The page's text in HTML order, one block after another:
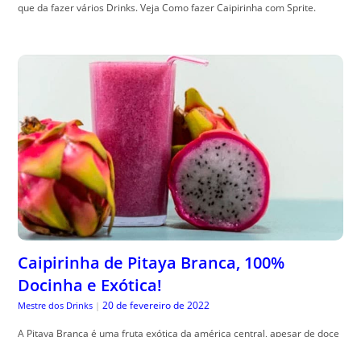
que da fazer vários Drinks. Veja Como fazer Caipirinha com Sprite.
Caipirinha de Pitaya Branca, 100%
Docinha e Exótica!
Mestre dos Drinks | 20 de fevereiro de 2022
A Pitaya Branca é uma fruta exótica da américa central, apesar de doce